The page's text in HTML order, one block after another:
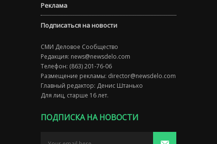
Реклама
Подписаться на новости
СМИ Деловое Сообщество
Редакция: news@newsdelo.com
Телефон: (863) 201-76-06
Размещение рекламы: director@newsdelo.com
Главный редактор: Денис Штанько
Для лиц, старше 16 лет.
ПОДПИСКА НА НОВОСТИ